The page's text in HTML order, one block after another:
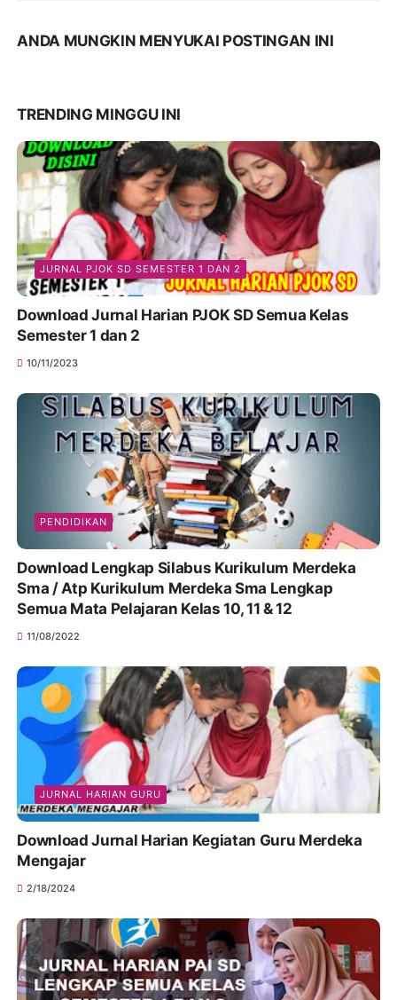
ANDA MUNGKIN MENYUKAI POSTINGAN INI
TRENDING MINGGU INI
JURNAL PJOK SD SEMESTER 1 DAN 2
Download Jurnal Harian PJOK SD Semua Kelas
Semester 1 dan 2
10/11/2023
PENDIDIKAN
Download Lengkap Silabus Kurikulum Merdeka
Sma / Atp Kurikulum Merdeka Sma Lengkap
Semua Mata Pelajaran Kelas 10, 11 & 12
11/08/2022
JURNAL HARIAN GURU
Download Jurnal Harian Kegiatan Guru Merdeka
Mengajar
2/18/2024